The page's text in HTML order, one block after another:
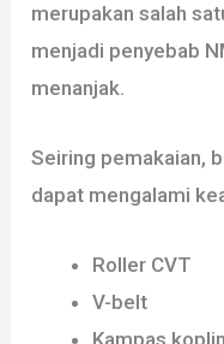
merupakan salah
menjadi penyebab
menanjak.
Seiring pemakaian,
dapat mengalami
Roller CVT
V-belt